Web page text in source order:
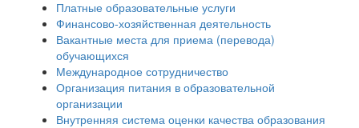
Платные образовательные услуги
Финансово-хозяйственная деятельность
Вакантные места для приема (перевода)
обучающихся
Международное сотрудничество
Организация питания в образовательной
организации
Внутренняя система оценки качества образования